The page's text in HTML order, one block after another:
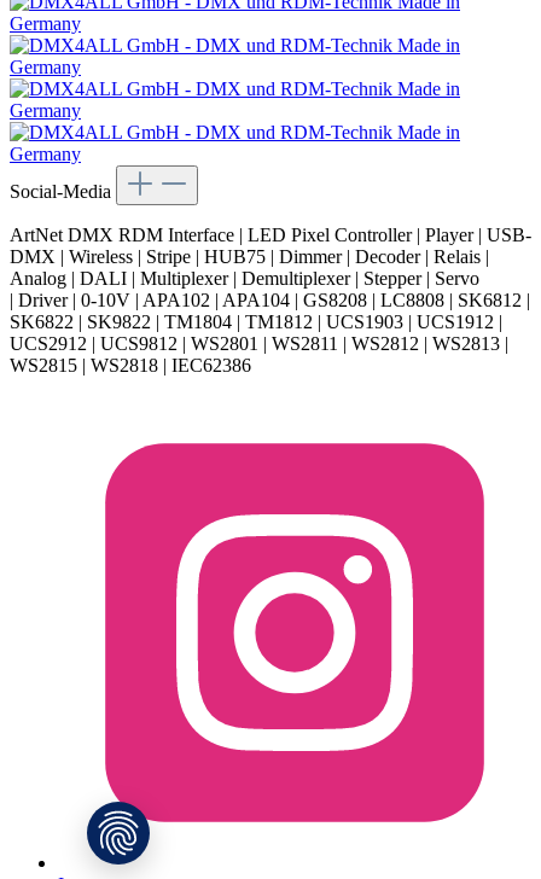
Social-Media
ArtNet DMX RDM Interface | LED Pixel Controller | Player | USB-
DMX | Wireless | Stripe | HUB75 | Dimmer | Decoder | Relais |
Analog | DALI | Multiplexer | Demultiplexer | Stepper | Servo
| Driver | 0-10V | APA102 | APA104 | GS8208 | LC8808 | SK6812 |
SK6822 | SK9822 | TM1804 | TM1812 | UCS1903 | UCS1912 |
UCS2912 | UCS9812 | WS2801 | WS2811 | WS2812 | WS2813 |
WS2815 | WS2818 | IEC62386